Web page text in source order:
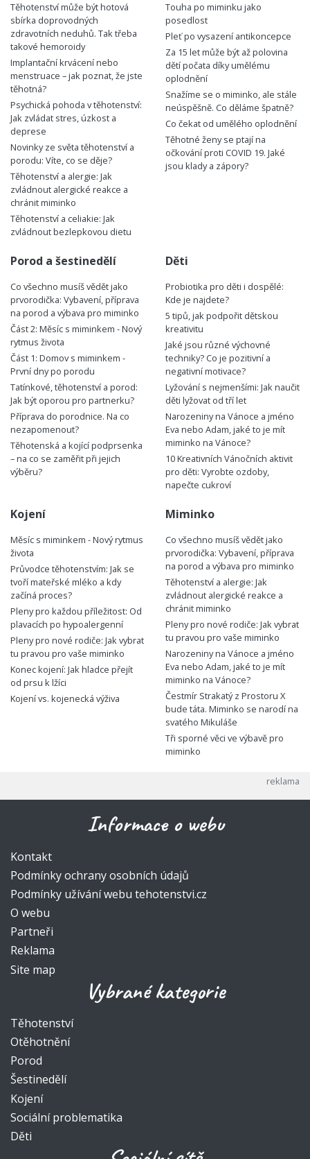
Těhotenství může být hotová
sbírka doprovodných
zdravotních neduhů. Tak třeba
takové hemoroidy
Implantační krvácení nebo
menstruace – jak poznat, že jste
těhotná?
Psychická pohoda v těhotenství:
Jak zvládat stres, úzkost a
deprese
Novinky ze světa těhotenství a
porodu: Víte, co se děje?
Těhotenství a alergie: Jak
zvládnout alergické reakce a
chránit miminko
Těhotenství a celiakie: Jak
zvládnout bezlepkovou dietu
Touha po miminku jako
posedlost
Pleť po vysazení antikoncepce
Za 15 let může být až polovina
dětí počata díky umělému
oplodnění
Snažíme se o miminko, ale stále
neúspěšně. Co děláme špatně?
Co čekat od umělého oplodnění
Těhotné ženy se ptají na
očkování proti COVID 19. Jaké
jsou klady a zápory?
Porod a šestinedělí
Co všechno musíš vědět jako
prvorodička: Vybavení, příprava
na porod a výbava pro miminko
Část 2: Měsíc s miminkem - Nový
rytmus života
Část 1: Domov s miminkem -
První dny po porodu
Tatínkové, těhotenství a porod:
Jak být oporou pro partnerku?
Příprava do porodnice. Na co
nezapomenout?
Těhotenská a kojící podprsenka
– na co se zaměřit při jejich
výběru?
Děti
Probiotika pro děti i dospělé:
Kde je najdete?
5 tipů, jak podpořit dětskou
kreativitu
Jaké jsou různé výchovné
techniky? Co je pozitivní a
negativní motivace?
Lyžování s nejmenšími: Jak naučit
děti lyžovat od tří let
Narozeniny na Vánoce a jméno
Eva nebo Adam, jaké to je mít
miminko na Vánoce?
10 Kreativních Vánočních aktivit
pro děti: Vyrobte ozdoby,
napečte cukroví
Kojení
Měsíc s miminkem - Nový rytmus
života
Průvodce těhotenstvím: Jak se
tvoří mateřské mléko a kdy
začíná proces?
Pleny pro každou příležitost: Od
plavacích po hypoalergenní
Pleny pro nové rodiče: Jak vybrat
tu pravou pro vaše miminko
Konec kojení: Jak hladce přejít
od prsu k lžíci
Kojení vs. kojenecká výživa
Miminko
Co všechno musíš vědět jako
prvorodička: Vybavení, příprava
na porod a výbava pro miminko
Těhotenství a alergie: Jak
zvládnout alergické reakce a
chránit miminko
Pleny pro nové rodiče: Jak vybrat
tu pravou pro vaše miminko
Narozeniny na Vánoce a jméno
Eva nebo Adam, jaké to je mít
miminko na Vánoce?
Čestmír Strakatý z Prostoru X
bude táta. Miminko se narodí na
svatého Mikuláše
Tři sporné věci ve výbavě pro
miminko
Informace o webu
Kontakt
Podmínky ochrany osobních údajů
Podmínky užívání webu tehotenstvi.cz
O webu
Partneři
Reklama
Site map
Vybrané kategorie
Těhotenství
Otěhotnění
Porod
Šestinedělí
Kojení
Sociální problematika
Děti